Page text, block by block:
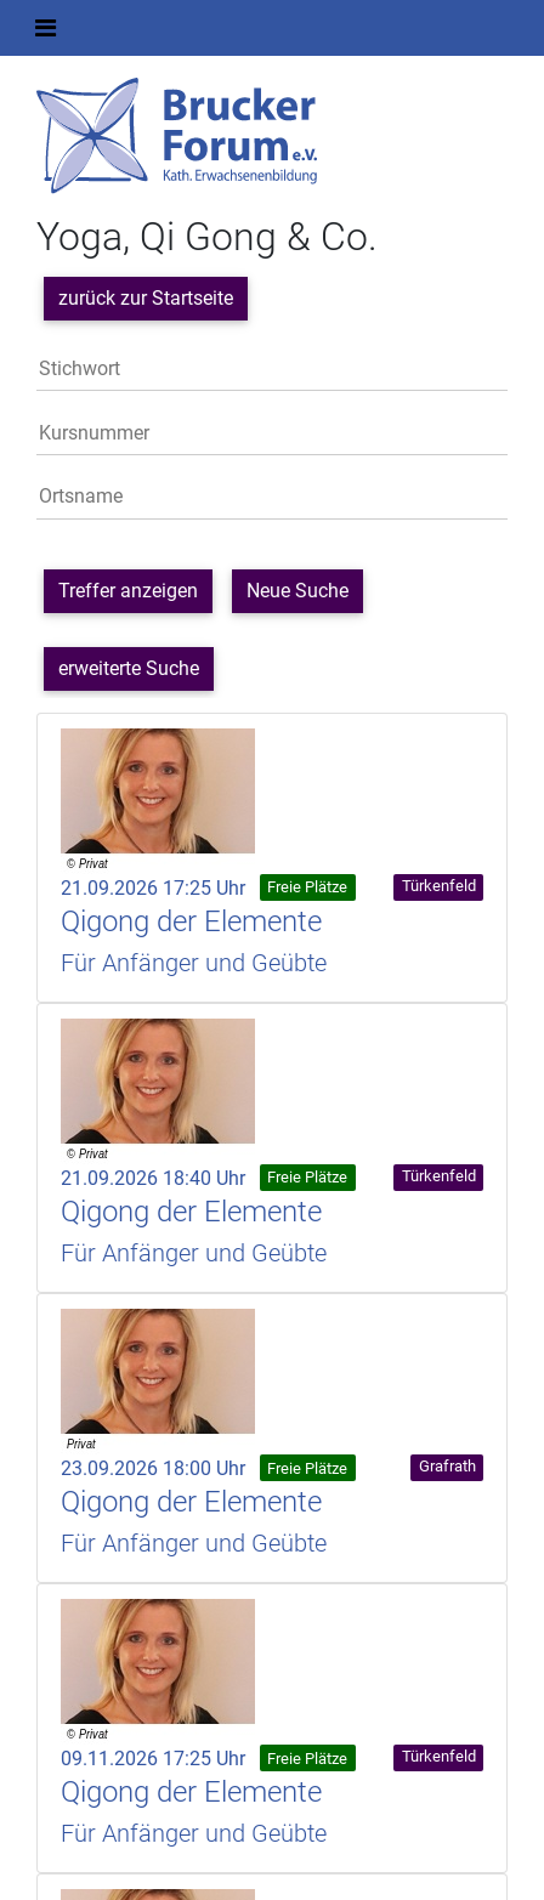
Yoga, Qi Gong & Co.
zurück zur Startseite
Treffer anzeigen Neue Suche
erweiterte Suche
21.09.2026 17:25 Uhr Freie Plätze Türkenfeld
Qigong der Elemente
Für Anfänger und Geübte
21.09.2026 18:40 Uhr Freie Plätze Türkenfeld
Qigong der Elemente
Für Anfänger und Geübte
23.09.2026 18:00 Uhr Freie Plätze Grafrath
Qigong der Elemente
Für Anfänger und Geübte
09.11.2026 17:25 Uhr Freie Plätze Türkenfeld
Qigong der Elemente
Für Anfänger und Geübte